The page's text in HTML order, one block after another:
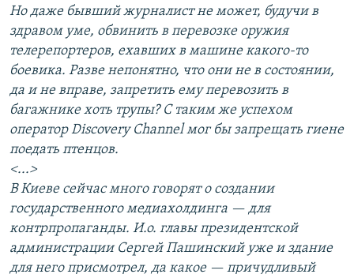
Но даже бывший журналист не может, будучи в
здравом уме, обвинить в перевозке оружия
телерепортеров, ехавших в машине какого-то
боевика. Разве непонятно, что они не в состоянии,
да и не вправе, запретить ему перевозить в
багажнике хоть трупы? С таким же успехом
оператор Discovery Channel мог бы запрещать гиене
поедать птенцов.
<...>
В Киеве сейчас много говорят о создании
государственного медиахолдинга — для
контрпропаганды. И.о. главы президентской
администрации Сергей Пашинский уже и здание
для него присмотрел, да какое — причудливый